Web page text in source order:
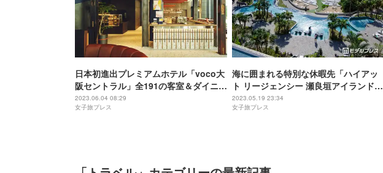
日本初進出プレミアムホテル「voco大
阪セントラル」全191の客室＆ダイニン
グ体験も充実
2023.06.04 08:29
女子旅プレス
海に囲まれる特別な休暇先「ハイアッ
ト リージェンシー 瀬良垣アイランド
沖縄」プールや美食を楽しむご褒美ホ
テル
2023.05.19 23:34
女子旅プレス